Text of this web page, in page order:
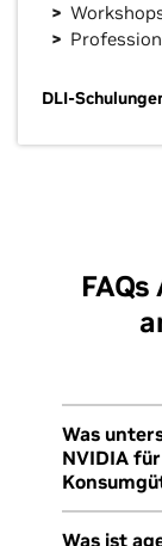
DLI-
Was
NVIDIA
NVIDIA ist
Was ist